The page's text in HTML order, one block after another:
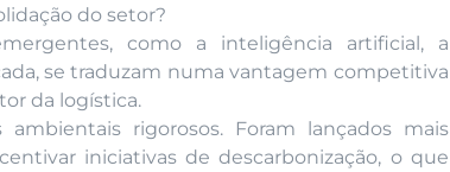
do setor?
como a inteligência artificial, a
se traduzam numa vantagem competitiva
da logística.
rigorosos. Foram lançados mais
iniciativas de descarbonização, o que